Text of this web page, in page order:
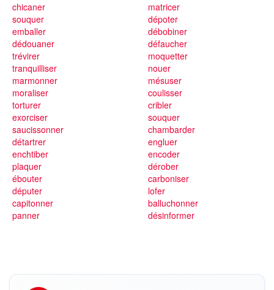
chicaner
souquer
emballer
dédouaner
trévirer
tranquilliser
marmonner
moraliser
torturer
matricer
dépoter
débobiner
défaucher
moquetter
nouer
mésuser
coulisser
cribler
exorciser
saucissonner
détartrer
enchtiber
plaquer
ébouter
députer
capitonner
panner
souquer
chambarder
engluer
encoder
dérober
carboniser
lofer
balluchonner
désinformer